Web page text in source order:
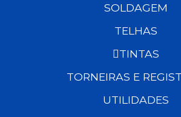
SOLDAGEM
TELHAS
TINTAS
TORNEIRAS E
UTILIDADES